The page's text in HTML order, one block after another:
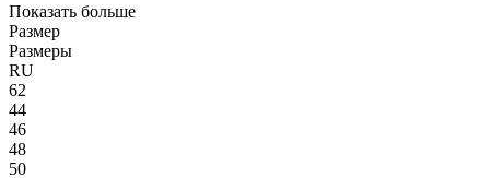
Показать больше
Размер
Размеры
RU
62
44
46
48
50